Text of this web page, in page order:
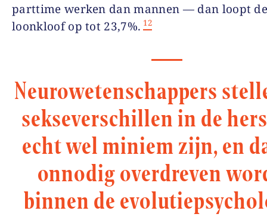
parttime werken dan mannen — dan loopt
loonkloof op tot 23,7%. 12
Neurowetenschappers
sekseverschillen in de
echt wel miniem zijn, en
onnodig overdreven
binnen de